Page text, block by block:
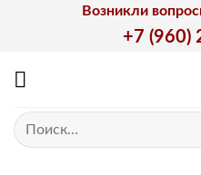
Возникли
+7 (960)
Искать: